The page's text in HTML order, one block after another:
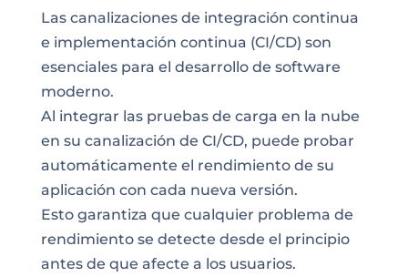
Las canalizaciones de integración continua
e implementación continua (CI/CD) son
esenciales para el desarrollo de software
moderno.
Al integrar las pruebas de carga en la nube
en su canalización de CI/CD, puede probar
automáticamente el rendimiento de su
aplicación con cada nueva versión.
Esto garantiza que cualquier problema de
rendimiento se detecte desde el principio
antes de que afecte a los usuarios.